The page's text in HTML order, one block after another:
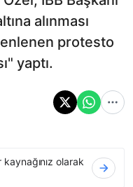
alınması
protesto
yaptı.
olarak